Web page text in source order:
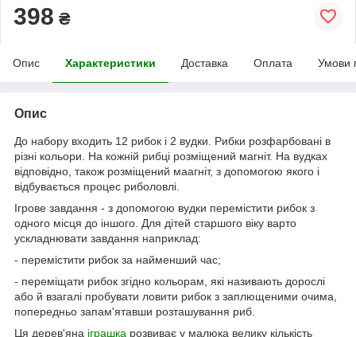
398 ₴
Опис Характеристики Доставка Оплата Умови
Опис
До набору входить 12 рибок і 2 вудки. Рибки розфарбовані в
різні кольори. На кожній рибці розміщений магніт. На вудках
відповідно, також розміщений маагніт, з допомогою якого і
відбувається процес риболовлі.
Ігрове завдання - з допомогою вудки перемістити рибок з
одного місця до іншого. Для дітей старшого віку варто
ускладнювати завдання наприклад:
- перемістити рибок за найменший час;
- переміщати рибок згідно кольорам, які називають дорослі
або й взагалі пробувати ловити рибок з заплющеними очима,
попередньо запам'ятавши розташування риб.
Ця дерев'яна іграшка розвиває у малюка велику кількість